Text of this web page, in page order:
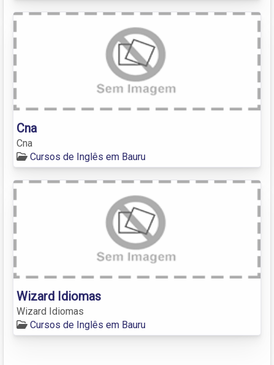
Cna
Cna
Cursos de Inglês em Bauru
Wizard Idiomas
Wizard Idiomas
Cursos de Inglês em Bauru